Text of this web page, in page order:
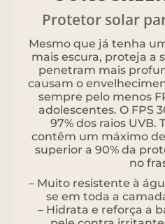
Protetor solar
Mesmo que já tenha
mais escura, proteja a
penetram mais
causam o
sempre pelo menos
adolescentes. O FPS
97% dos raios UVB.
contêm um máximo
superior a 90% da
no
– Muito resistente à
se em toda a
– Hidrata e reforça a